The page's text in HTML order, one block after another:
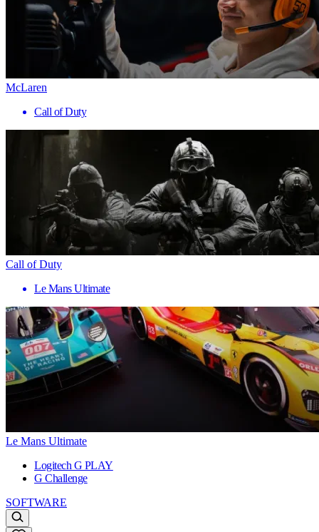
McLaren
Call of Duty
Call of Duty
Le Mans Ultimate
Le Mans Ultimate
Logitech G PLAY
G Challenge
SOFTWARE